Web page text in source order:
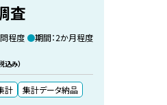
査
程度 期間：2か月程度
込み）
計 集計データ納品